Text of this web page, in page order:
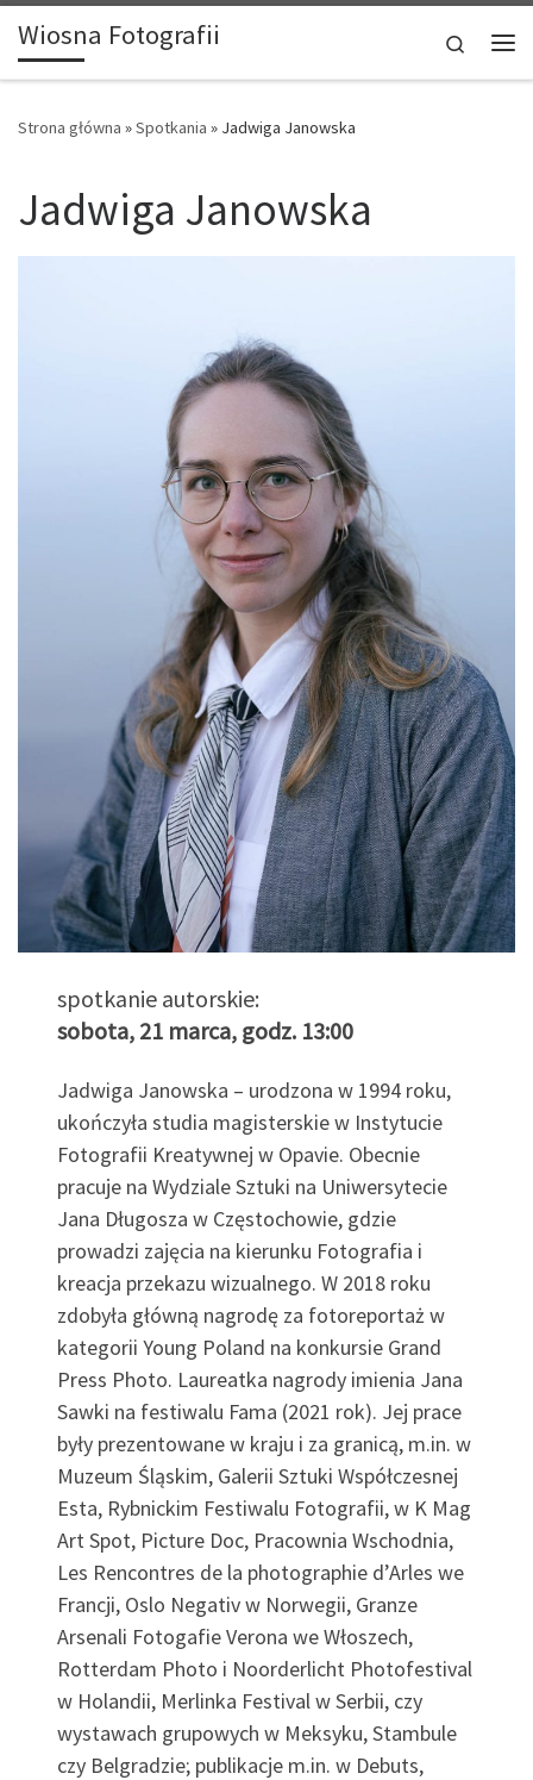
Przejdź do treści
Wiosna Fotografii
Search
Strona główna »Spotkania » Jadwiga Janowska
Jadwiga Janowska
spotkanie autorskie:
sobota, 21 marca, godz. 13:00
Jadwiga Janowska – urodzona w 1994 roku,
ukończyła studia magisterskie w Instytucie
Fotografii Kreatywnej w Opavie. Obecnie
pracuje na Wydziale Sztuki na Uniwersytecie
Jana Długosza w Częstochowie, gdzie
prowadzi zajęcia na kierunku Fotografia i
kreacja przekazu wizualnego. W 2018 roku
zdobyła główną nagrodę za fotoreportaż w
kategorii Young Poland na konkursie Grand
Press Photo. Laureatka nagrody imienia Jana
Sawki na festiwalu Fama (2021 rok). Jej prace
były prezentowane w kraju i za granicą, m.in. w
Muzeum Śląskim, Galerii Sztuki Współczesnej
Esta, Rybnickim Festiwalu Fotografii, w K Mag
Art Spot, Picture Doc, Pracownia Wschodnia,
Les Rencontres de la photographie d’Arles we
Francji, Oslo Negativ w Norwegii, Granze
Arsenali Fotogafie Verona we Włoszech,
Rotterdam Photo i Noorderlicht Photofestival
w Holandii, Merlinka Festival w Serbii, czy
wystawach grupowych w Meksyku, Stambule
czy Belgradzie; publikacje m.in. w Debuts,